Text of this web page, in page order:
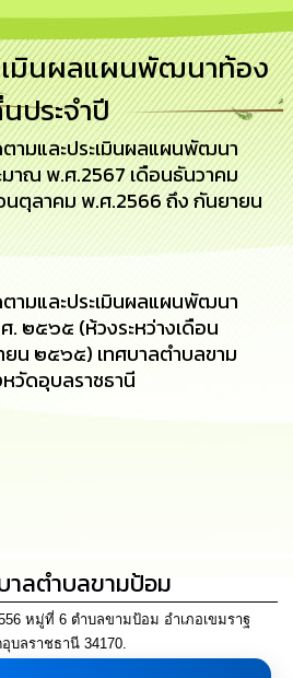
เมินผลแผนพัฒนาท้อง
ประจำปี
ามและประเมินผลแผนพัฒนา
าณ พ.ศ.2567 เดือนธันวาคม
นตุลาคม พ.ศ.2566 ถึง กันยายน
ามและประเมินผลแผนพัฒนา
. ๒๕๖๕ (ห้วงระหว่างเดือน
น ๒๕๖๕) เทศบาลตำบลขาม
วัดอุบลราชธานี
าลตำบลขามป้อม
หมู่ที่ 6 ตำบลขามป้อม อำเภอเขมราฐ
บลราชธานี 34170.